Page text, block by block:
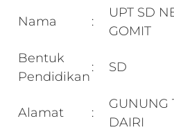
Nama :
UPT SD
GOMIT
Bentuk
Pendidikan
: SD
Alamat :
GUNUNG
DAIRI